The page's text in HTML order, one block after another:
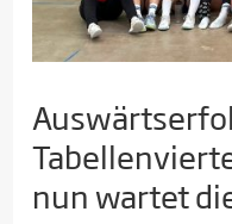
nun wartet